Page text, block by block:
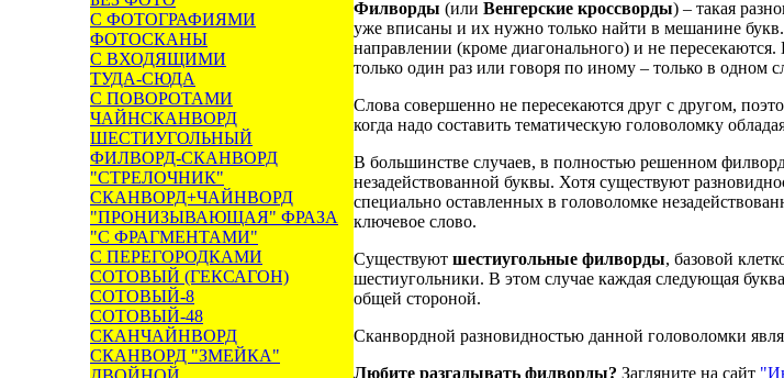
С ФОТОГРАФИЯМИ
ФОТОСКАНЫ
С ВХОДЯЩИМИ
ТУДА-СЮДА
С ПОВОРОТАМИ
ЧАЙНСКАНВОРД
ШЕСТИУГОЛЬНЫЙ
ФИЛВОРД-СКАНВОРД
"СТРЕЛОЧНИК"
СКАНВОРД+ЧАЙНВОРД
"ПРОНИЗЫВАЮЩАЯ" ФРАЗА
"С ФРАГМЕНТАМИ"
С ПЕРЕГОРОДКАМИ
СОТОВЫЙ (ГЕКСАГОН)
СОТОВЫЙ-8
СОТОВЫЙ-48
СКАНЧАЙНВОРД
СКАНВОРД "ЗМЕЙКА"
Филворды (или Венгерские кроссворды) – такая
уже вписаны и их нужно только найти в мешанине
направлении (кроме диагонального) и не
только один раз или говоря по иному – только в одном
Слова совершенно не пересекаются друг с другом,
когда надо составить тематическую головоломку
В большинстве случаев, в полностью решенном
незадействованной буквы. Хотя существуют
специально оставленных в головоломке
ключевое слово.
Существуют шестиугольные филворды, базовой
шестиугольники. В этом случае каждая следующая
общей стороной.
Сканвордной разновидностью данной головоломки
Любите разгадывать филворды? Загляните на сайт